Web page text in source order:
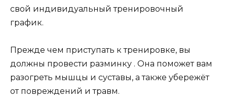
свой индивидуальный тренировочный
график.
Прежде чем приступать к тренировке, вы
должны провести разминку . Она поможет вам
разогреть мышцы и суставы, а также убережёт
от повреждений и травм.